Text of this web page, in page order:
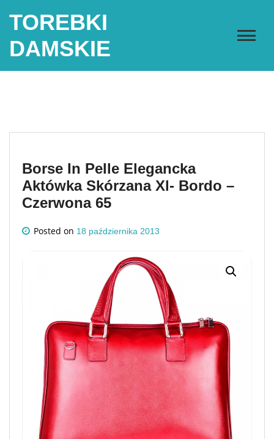
TOREBKI
DAMSKIE
Borse In Pelle Elegancka
Aktówka Skórzana Xl- Bordo –
Czerwona 65
Posted on 18 października 2013